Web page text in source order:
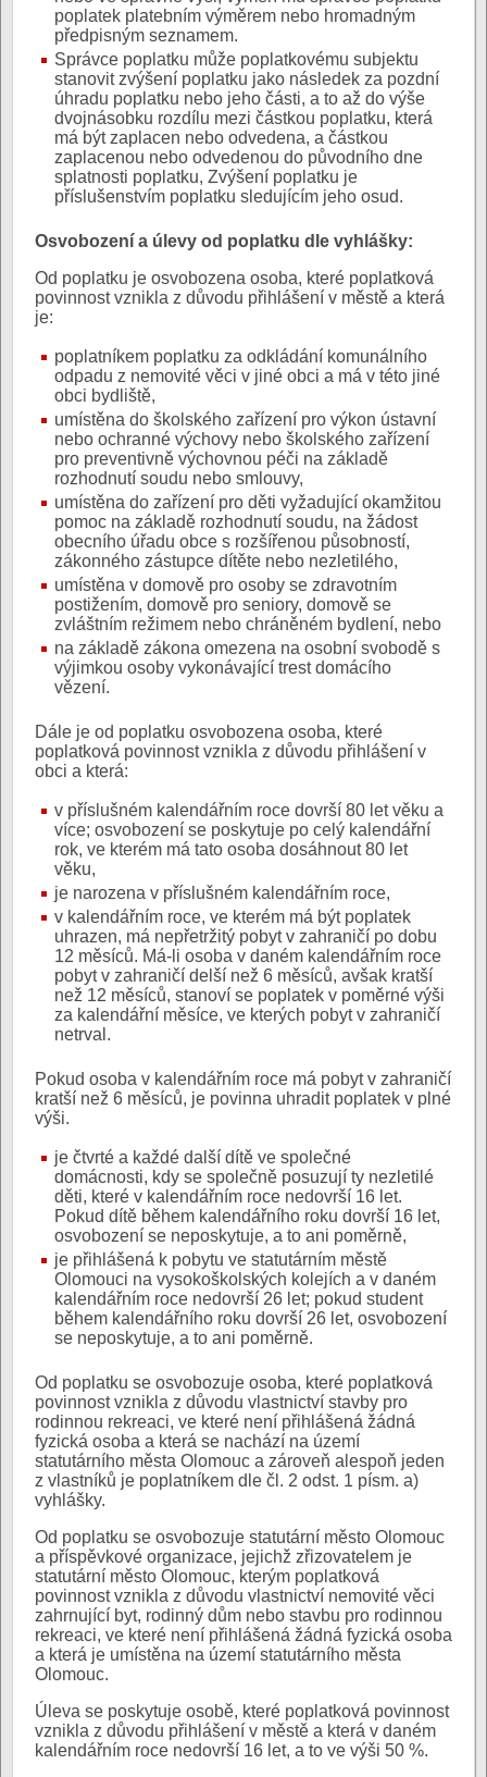
poplatek platebním výměrem nebo hromadným
předpisným seznamem.
Správce poplatku může poplatkovému subjektu
stanovit zvýšení poplatku jako následek za pozdní
úhradu poplatku nebo jeho části, a to až do výše
dvojnásobku rozdílu mezi částkou poplatku, která
má být zaplacen nebo odvedena, a částkou
zaplacenou nebo odvedenou do původního dne
splatnosti poplatku, Zvýšení poplatku je
příslušenstvím poplatku sledujícím jeho osud.
Osvobození a úlevy od poplatku dle vyhlášky:
Od poplatku je osvobozena osoba, které poplatková
povinnost vznikla z důvodu přihlášení v městě a která
je:
poplatníkem poplatku za odkládání komunálního
odpadu z nemovité věci v jiné obci a má v této jiné
obci bydliště,
umístěna do školského zařízení pro výkon ústavní
nebo ochranné výchovy nebo školského zařízení
pro preventivně výchovnou péči na základě
rozhodnutí soudu nebo smlouvy,
umístěna do zařízení pro děti vyžadující okamžitou
pomoc na základě rozhodnutí soudu, na žádost
obecního úřadu obce s rozšířenou působností,
zákonného zástupce dítěte nebo nezletilého,
umístěna v domově pro osoby se zdravotním
postižením, domově pro seniory, domově se
zvláštním režimem nebo chráněném bydlení, nebo
na základě zákona omezena na osobní svobodě s
výjimkou osoby vykonávající trest domácího
vězení.
Dále je od poplatku osvobozena osoba, které
poplatková povinnost vznikla z důvodu přihlášení v
obci a která:
v příslušném kalendářním roce dovrší 80 let věku a
více; osvobození se poskytuje po celý kalendářní
rok, ve kterém má tato osoba dosáhnout 80 let
věku,
je narozena v příslušném kalendářním roce,
v kalendářním roce, ve kterém má být poplatek
uhrazen, má nepřetržitý pobyt v zahraničí po dobu
12 měsíců. Má-li osoba v daném kalendářním roce
pobyt v zahraničí delší než 6 měsíců, avšak kratší
než 12 měsíců, stanoví se poplatek v poměrné výši
za kalendářní měsíce, ve kterých pobyt v zahraničí
netrval.
Pokud osoba v kalendářním roce má pobyt v zahraničí
kratší než 6 měsíců, je povinna uhradit poplatek v plné
výši.
je čtvrté a každé další dítě ve společné
domácnosti, kdy se společně posuzují ty nezletilé
děti, které v kalendářním roce nedovrší 16 let.
Pokud dítě během kalendářního roku dovrší 16 let,
osvobození se neposkytuje, a to ani poměrně,
je přihlášená k pobytu ve statutárním městě
Olomouci na vysokoškolských kolejích a v daném
kalendářním roce nedovrší 26 let; pokud student
během kalendářního roku dovrší 26 let, osvobození
se neposkytuje, a to ani poměrně.
Od poplatku se osvobozuje osoba, které poplatková
povinnost vznikla z důvodu vlastnictví stavby pro
rodinnou rekreaci, ve které není přihlášená žádná
fyzická osoba a která se nachází na území
statutárního města Olomouc a zároveň alespoň jeden
z vlastníků je poplatníkem dle čl. 2 odst. 1 písm. a)
vyhlášky.
Od poplatku se osvobozuje statutární město Olomouc
a příspěvkové organizace, jejichž zřizovatelem je
statutární město Olomouc, kterým poplatková
povinnost vznikla z důvodu vlastnictví nemovité věci
zahrnující byt, rodinný dům nebo stavbu pro rodinnou
rekreaci, ve které není přihlášená žádná fyzická osoba
a která je umístěna na území statutárního města
Olomouc.
Úleva se poskytuje osobě, které poplatková povinnost
vznikla z důvodu přihlášení v městě a která v daném
kalendářním roce nedovrší 16 let, a to ve výši 50 %.